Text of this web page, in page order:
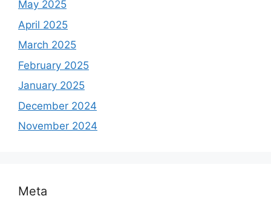
May 2025
April 2025
March 2025
February 2025
January 2025
December 2024
November 2024
Meta